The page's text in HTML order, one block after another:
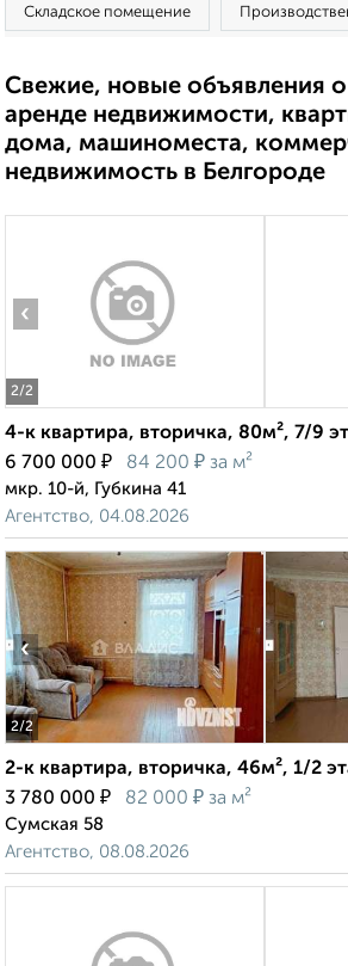
Складское помещение
Свежие, новые объявления
аренде недвижимости,
дома, машиноместа,
недвижимость в Белгороде
2/2
‹
4-к квартира, вторичка, 80м², 7/9
6 700 000 ₽ 84 200 ₽ за м²
мкр. 10-й, Губкина 41
Агентство, 04.08.2026
2/2
‹
2-к квартира, вторичка, 46м², 1/2
3 780 000 ₽ 82 000 ₽ за м²
Сумская 58
Агентство, 08.08.2026